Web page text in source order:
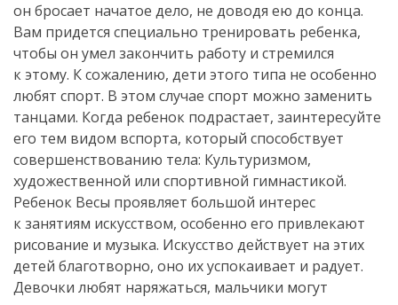
он бросает начатое дело, не доводя ею до конца.
Вам придется специально тренировать ребенка,
чтобы он умел закончить работу и стремился
к этому. К сожалению, дети этого типа не особенно
любят спорт. В этом случае спорт можно заменить
танцами. Когда ребенок подрастает, заинтересуйте
его тем видом вспорта, который способствует
совершенствованию тела: Культуризмом,
художественной или спортивной гимнастикой.
Ребенок Весы проявляет большой интерес
к занятиям искусством, особенно его привлекают
рисование и музыка. Искусство действует на этих
детей благотворно, оно их успокаивает и радует.
Девочки любят наряжаться, мальчики могут